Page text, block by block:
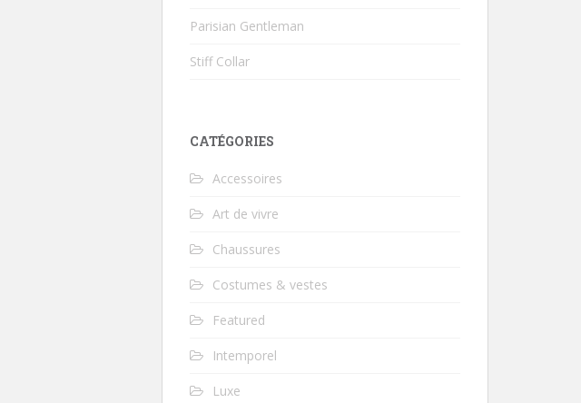
Parisian Gentleman
Stiff Collar
CATÉGORIES
Accessoires
Art de vivre
Chaussures
Costumes & vestes
Featured
Intemporel
Luxe